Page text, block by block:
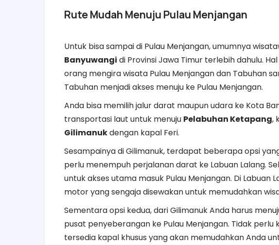
Rute Mudah Menuju Pulau Menjangan
Untuk bisa sampai di Pulau Menjangan, umumnya
Banyuwangi di Provinsi Jawa Timur terlebih dahulu.
orang mengira wisata Pulau Menjangan dan Tabuhan
Tabuhan menjadi akses menuju ke Pulau Menjangan.
Anda bisa memilih jalur darat maupun udara ke Kota
transportasi laut untuk menuju Pelabuhan Ketapang,
Gilimanukdengan kapal Feri.
Sesampainya di Gilimanuk, terdapat beberapa opsi
perlu menempuh perjalanan darat ke Labuan Lalang.
untuk akses utama masuk Pulau Menjangan. Di Labuan
motor yang sengaja disewakan untuk memudahkan
Sementara opsi kedua, dari Gilimanuk Anda harus
pusat penyeberangan ke Pulau Menjangan. Tidak perlu
tersedia kapal khusus yang akan memudahkan Anda